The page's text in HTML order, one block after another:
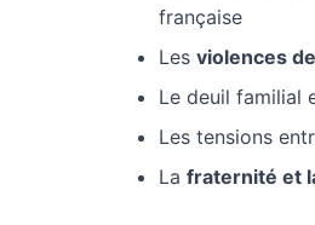
française
Les violences
Le deuil familial
Les tensions
La fraternité et